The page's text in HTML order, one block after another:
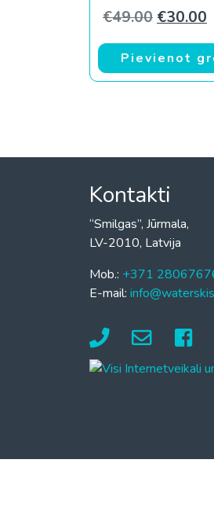
€49.00 €30.00
Pievienot
Kontakti
“Smilgas”, Jūrmala,
LV-2010, Latvija
Mob.: +371
E-mail: